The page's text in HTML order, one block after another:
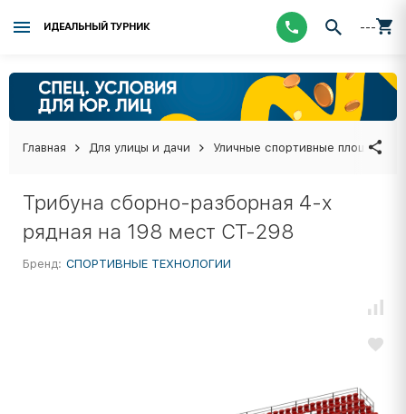
ИДЕАЛЬНЫЙ ТУРНИК ---
Главная Для улицы и дачи Уличные спортивные площадки
Трибуна сборно-разборная 4-х
рядная на 198 мест СТ-298
Бренд: СПОРТИВНЫЕ ТЕХНОЛОГИИ